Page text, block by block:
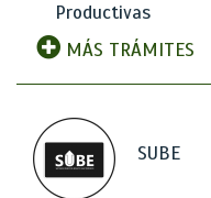
Productivas
MÁS TRÁMITES
SUBE